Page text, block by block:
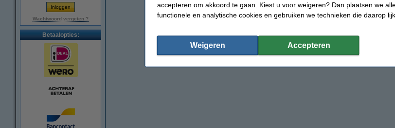
Wachtwoord vergeten ?
Betaalopties:
accepteren om akkoord te gaan. Kiest u voor weigeren? Dan plaatsen we
functionele en analytische cookies en gebruiken we technieken die daarop
Weigeren Accepteren